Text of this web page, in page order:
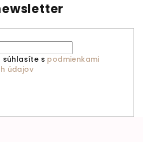
súhlasíte s podmienkami
údajov